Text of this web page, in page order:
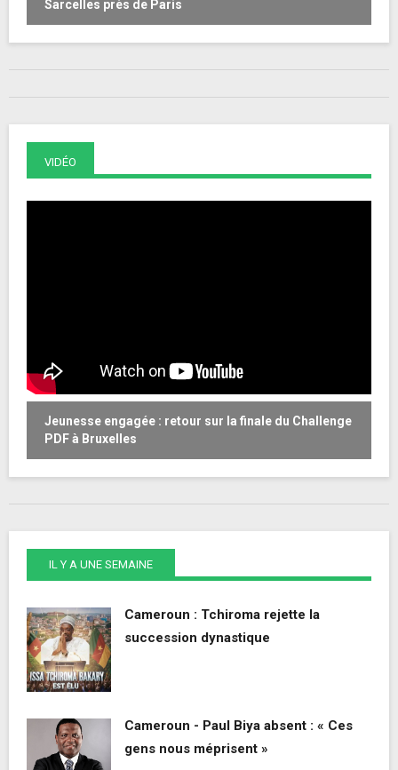
Sarcelles près de Paris
VIDÉO
Jeunesse engagée : retour sur la finale du Challenge
PDF à Bruxelles
IL Y A UNE SEMAINE
Cameroun : Tchiroma rejette la
succession dynastique
Cameroun - Paul Biya absent : « Ces
gens nous méprisent »